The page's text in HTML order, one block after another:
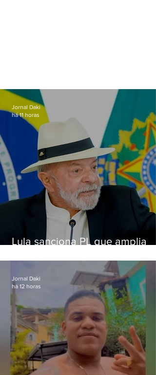
Lula sanciona PL que amplia
crianças
Jornal Daki
há 11 horas
Jornal Daki
há 12 horas